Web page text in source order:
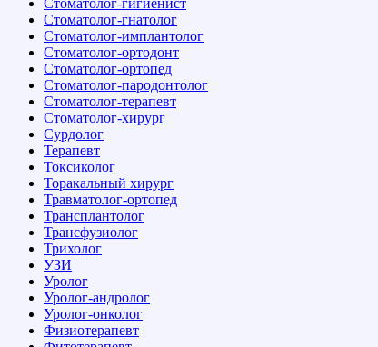
Стоматолог-гигиенист
Стоматолог-гнатолог
Стоматолог-имплантолог
Стоматолог-ортодонт
Стоматолог-ортопед
Стоматолог-пародонтолог
Стоматолог-терапевт
Стоматолог-хирург
Сурдолог
Терапевт
Токсиколог
Торакальный хирург
Травматолог-ортопед
Трансплантолог
Трансфузиолог
Трихолог
УЗИ
Уролог
Уролог-андролог
Уролог-онколог
Физиотерапевт